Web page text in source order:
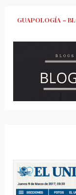
GUAPOLOGÍA –